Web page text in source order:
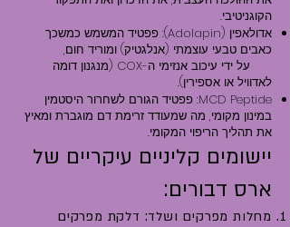
הקוגניטיבי.
אדולאפין (Adolapin): פפטיד המשמש כמשכך
כאבים טבעי עוצמתי (אנלגטיק) ומוריד חום,
על ידי עיכוב אנזימי ה-COX (מנגנון דומה
לאדוויל או אספירין).
MCD Peptide: פפטיד הגורם לשחרור היסטמין
במינון מקומי, מה שמעודד זרימת דם מוגברת ומאיץ
את תהליך הריפוי המקומי.
יישומים קליניים עיקריים של
ארס דבורים:
מחלות מפרקים ושלד: דלקת מפרקים